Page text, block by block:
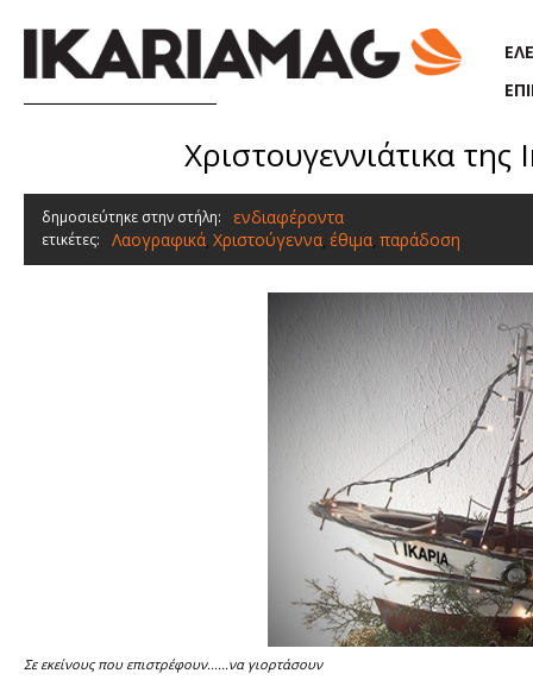
Χριστουγεννιάτικα της
δημοσιεύτηκε στην στήλη: ενδιαφέροντα
ετικέτες: Λαογραφικά, Χριστούγεννα, έθιμα, παράδοση
Σε εκείνους που επιστρέφουν......να γιορτάσουν